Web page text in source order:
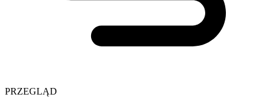
PRZEGLĄD